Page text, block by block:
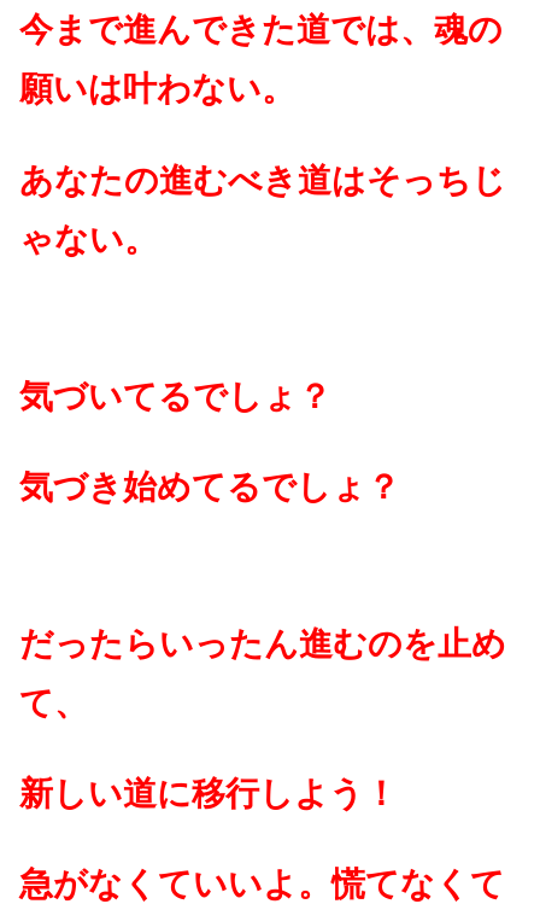
今まで進んできた道では、魂の
願いは叶わない。
あなたの進むべき道はそっちじ
ゃない。
気づいてるでしょ？
気づき始めてるでしょ？
だったらいったん進むのを止め
て、
新しい道に移行しよう！
急がなくていいよ。慌てなくて